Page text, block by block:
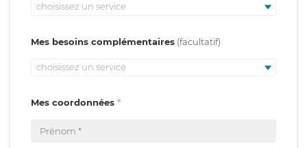
choisissez un service
Mes besoins complémentaires
choisissez un service
Mes coordonnées